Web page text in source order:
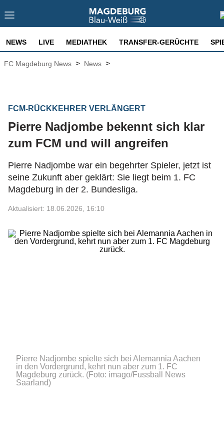
NEWS LIVE MEDIATHEK TRANSFER-GERÜCHTE
FC Magdeburg News > News >
FCM-RÜCKKEHRER VERLÄNGERT
Pierre Nadjombe bekennt sich klar
zum FCM und will angreifen
Pierre Nadjombe war ein begehrter Spieler, jetzt ist
seine Zukunft aber geklärt: Sie liegt beim 1. FC
Magdeburg in der 2. Bundesliga.
Aktualisiert: 18.06.2026, 16:10
Pierre Nadjombe spielte sich bei Alemannia Aachen
in den Vordergrund, kehrt nun aber zum 1. FC
Magdeburg zurück. (Foto: imago/Fussball News
Saarland)